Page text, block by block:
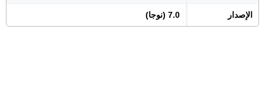
الإصدار 7.0 (نوجا)